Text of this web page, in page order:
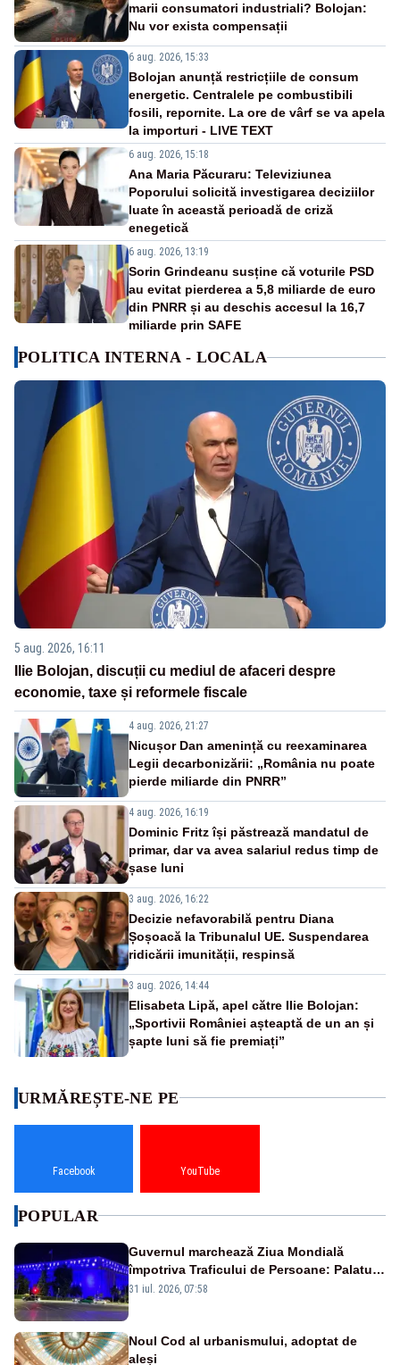
marii consumatori industriali? Bolojan:
Nu vor exista compensații
6 aug. 2026, 15:33
Bolojan anunță restricțiile de consum
energetic. Centralele pe combustibili
fosili, repornite. La ore de vârf se va apela
la importuri - LIVE TEXT
6 aug. 2026, 15:18
Ana Maria Păcuraru: Televiziunea
Poporului solicită investigarea deciziilor
luate în această perioadă de criză
enegetică
6 aug. 2026, 13:19
Sorin Grindeanu susține că voturile PSD
au evitat pierderea a 5,8 miliarde de euro
din PNRR și au deschis accesul la 16,7
miliarde prin SAFE
POLITICA INTERNA - LOCALA
5 aug. 2026, 16:11
Ilie Bolojan, discuții cu mediul de afaceri despre
economie, taxe și reformele fiscale
4 aug. 2026, 21:27
Nicușor Dan amenință cu reexaminarea
Legii decarbonizării: „România nu poate
pierde miliarde din PNRR”
4 aug. 2026, 16:19
Dominic Fritz își păstrează mandatul de
primar, dar va avea salariul redus timp de
șase luni
3 aug. 2026, 16:22
Decizie nefavorabilă pentru Diana
Șoșoacă la Tribunalul UE. Suspendarea
ridicării imunității, respinsă
3 aug. 2026, 14:44
Elisabeta Lipă, apel către Ilie Bolojan:
„Sportivii României așteaptă de un an și
șapte luni să fie premiați”
URMĂREȘTE-NE PE
Facebook YouTube
POPULAR
Guvernul marchează Ziua Mondială
împotriva Traficului de Persoane: Palatul
Victoria, iluminat în albastru
31 iul. 2026, 07:58
Noul Cod al urbanismului, adoptat de
aleși